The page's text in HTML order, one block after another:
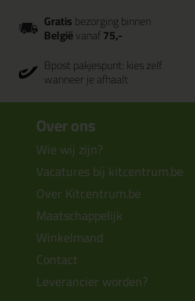
Gratisbezorging binnen
Belgiëvanaf75,-
Bpost pakjespunt: kies zelf
wanneer je afhaalt
Over ons
Wie wij zijn?
Vacatures bij kitcentrum.be
Over Kitcentrum.be
Maatschappelijk
Winkelmand
Contact
Leverancier worden?